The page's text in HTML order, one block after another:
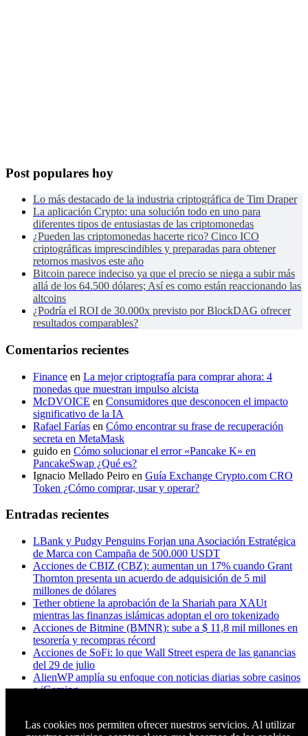
Post populares hoy
Lo más destacado de la industria criptográfica de Tim Draper
La aplicación Crypto: una solución todo en uno para
diferentes tipos de entusiastas de las criptomonedas
¿Pueden las criptomonedas hacerte rico? Cinco ICO
criptográficas imprescindibles y preparadas para obtener
retornos masivos este año
Bitcoin parece indeciso ya que el precio se niega a subir más
allá de los 64.500 dólares; Así es como están reaccionando las
altcoins
¿Podría el ROI de 30.000x previsto por BlockDAG ofrecer
resultados comparables?
Comentarios recientes
Finance en La mejor criptografía para comprar ahora: 4
monedas que muestran impulso alcista
McDVOICE en Consumidores que desconocen el impacto
significativo de la IA
Rafael Farías en Cómo encontrar su frase de recuperación
secreta en MetaMask
guido en Cómo solucionar el error «Pancake K» en
PancakeSwap ¿Qué es?
Ignacio Mellado Peiro en Guía Exchange Crypto.com CRO
Token ¿Cómo comprar, usar y operar?
Entradas recientes
LBank y Pudgy Penguins Forjan una Asociación Estratégica
de Marca con Campaña de 500.000 USDT
Acciones de CBIZ (CBZ): aumentan un 17% cuando Grant
Thornton presenta un acuerdo de adquisición de 5 mil
millones de dólares
Tether obtiene la aprobación de la Shariah para XAUt
mientras las finanzas islámicas adoptan el oro tokenizado
Acciones de Bitmine (BMNR): sube a $ 11,8 mil millones en
tesorería y recompras récord
Acciones de SoFi: lo que Wall Street espera de las ganancias
del 29 de julio
AlienWP amplía su enfoque con noticias diarias sobre casinos
e iGaming
¿A los titulares de XRP realmente les importa Ripple? Esto es
Las cookies nos permiten ofrecer nuestros servicios. Al utilizar